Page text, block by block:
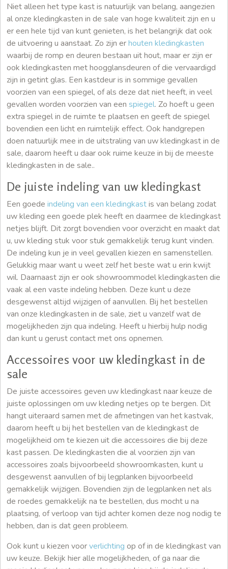
Niet alleen het type kast is natuurlijk van belang, aangezien
al onze kledingkasten in de sale van hoge kwaliteit zijn en u
er een hele tijd van kunt genieten, is het belangrijk dat ook
de uitvoering u aanstaat. Zo zijn erhouten kledingkasten
waarbij de romp en deuren bestaan uit hout, maar er zijn er
ook kledingkasten met hoogglansdeuren of die vervaardigd
zijn in getint glas. Een kastdeur is in sommige gevallen
voorzien van een spiegel, of als deze dat niet heeft, in veel
gevallen worden voorzien van een spiegel. Zo hoeft u geen
extra spiegel in de ruimte te plaatsen en geeft de spiegel
bovendien een licht en ruimtelijk effect. Ook handgrepen
doen natuurlijk mee in de uitstraling van uw kledingkast in de
sale, daarom heeft u daar ook ruime keuze in bij de meeste
kledingkasten in de sale..
De juiste indeling van uw kledingkast
Een goede indeling van een kledingkastis van belang zodat
uw kleding een goede plek heeft en daarmee de kledingkast
netjes blijft. Dit zorgt bovendien voor overzicht en maakt dat
u, uw kleding stuk voor stuk gemakkelijk terug kunt vinden.
De indeling kun je in veel gevallen kiezen en samenstellen.
Gelukkig maar want u weet zelf het beste wat u erin kwijt
wil. Daarnaast zijn er ook showroommodel kledingkasten die
vaak al een vaste indeling hebben. Deze kunt u deze
desgewenst altijd wijzigen of aanvullen. Bij het bestellen
van onze kledingkasten in de sale, ziet u vanzelf wat de
mogelijkheden zijn qua indeling. Heeft u hierbij hulp nodig
dan kunt u gerust contact met ons opnemen.
Accessoires voor uw kledingkast in de
sale
De juiste accessoires geven uw kledingkast naar keuze de
juiste oplossingen om uw kleding netjes op te bergen. Dit
hangt uiteraard samen met de afmetingen van het kastvak,
daarom heeft u bij het bestellen van de kledingkast de
mogelijkheid om te kiezen uit die accessoires die bij deze
kast passen. De kledingkasten die al voorzien zijn van
accessoires zoals bijvoorbeeld showroomkasten, kunt u
desgewenst aanvullen of bij legplanken bijvoorbeeld
gemakkelijk wijzigen. Bovendien zijn de legplanken net als
de roedes gemakkelijk na te bestellen, dus mocht u na
plaatsing, of verloop van tijd achter komen deze nog nodig te
hebben, dan is dat geen probleem.
Ook kunt u kiezen voorverlichting op of in de kledingkast van
uw keuze. Bekijk hier alle mogelijkheden, of ga naar die